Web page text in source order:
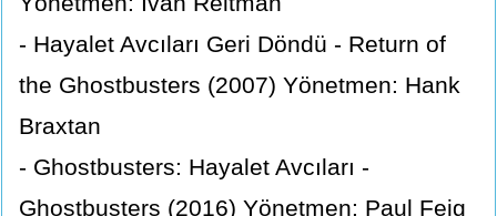
- Hayalet Avcıları Geri Döndü - Return of
the Ghostbusters (2007) Yönetmen: Hank
Braxtan
- Ghostbusters: Hayalet Avcıları -
Ghostbusters (2016) Yönetmen: Paul Feig